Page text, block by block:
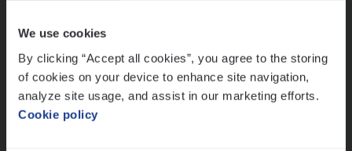
We use cookies
By clicking “Accept all cookies”, you agree to the storing
of cookies on your device to enhance site navigation,
analyze site usage, and assist in our marketing efforts.
Cookie policy
Cus­to­mer Care Expert
Hospitalisatieverzekeringen
Customer Services